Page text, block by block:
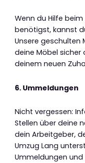
Wenn du Hilfe
benötigst, kannst
Unsere geschulten
deine Möbel sicher
deinem neuen
6. Ummeldungen
Nicht vergessen:
Stellen über deine
dein Arbeitgeber,
Umzug Lang
Ummeldungen